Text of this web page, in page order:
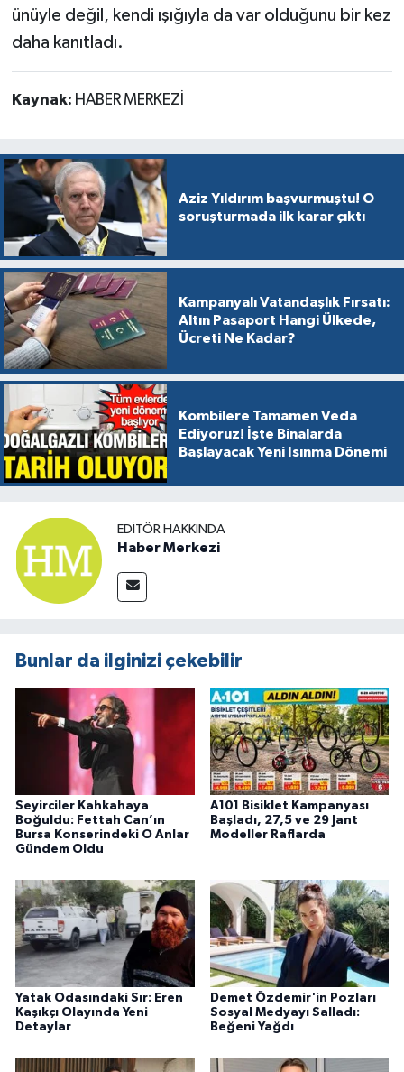
ünüyle değil, kendi ışığıyla da var olduğunu bir kez
daha kanıtladı.
Kaynak: HABER MERKEZİ
Aziz Yıldırım başvurmuştu! O
soruşturmada ilk karar çıktı
Kampanyalı Vatandaşlık Fırsatı:
Altın Pasaport Hangi Ülkede,
Ücreti Ne Kadar?
Kombilere Tamamen Veda
Ediyoruz! İşte Binalarda
Başlayacak Yeni Isınma Dönemi
EDITÖR HAKKINDA
Haber Merkezi
Bunlar da ilginizi çekebilir
Seyirciler Kahkahaya
Boğuldu: Fettah Can’ın
Bursa Konserindeki O Anlar
Gündem Oldu
A101 Bisiklet Kampanyası
Başladı, 27,5 ve 29 Jant
Modeller Raflarda
Yatak Odasındaki Sır: Eren
Kaşıkçı Olayında Yeni
Detaylar
Demet Özdemir'in Pozları
Sosyal Medyayı Salladı:
Beğeni Yağdı